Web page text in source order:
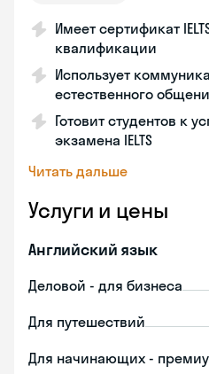
Имеет сертификат
квалификации
Использует
естественного
Готовит студентов к
экзамена IELTS
Читать дальше
Услуги и цены
Английский язык
Деловой - для бизнеса
Для путешествий
Для начинающих -